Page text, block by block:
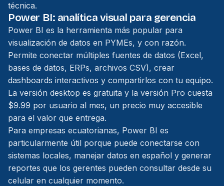
técnica.
Power BI: analítica visual para gerencia
Power BI es la herramienta más popular para
visualización de datos en PYMEs, y con razón.
Permite conectar múltiples fuentes de datos (Excel,
bases de datos, ERPs, archivos CSV), crear
dashboards interactivos y compartirlos con tu equipo.
La versión desktop es gratuita y la versión Pro cuesta
$9.99 por usuario al mes, un precio muy accesible
para el valor que entrega.
Para empresas ecuatorianas, Power BI es
particularmente útil porque puede conectarse con
sistemas locales, manejar datos en español y generar
reportes que los gerentes pueden consultar desde su
celular en cualquier momento.